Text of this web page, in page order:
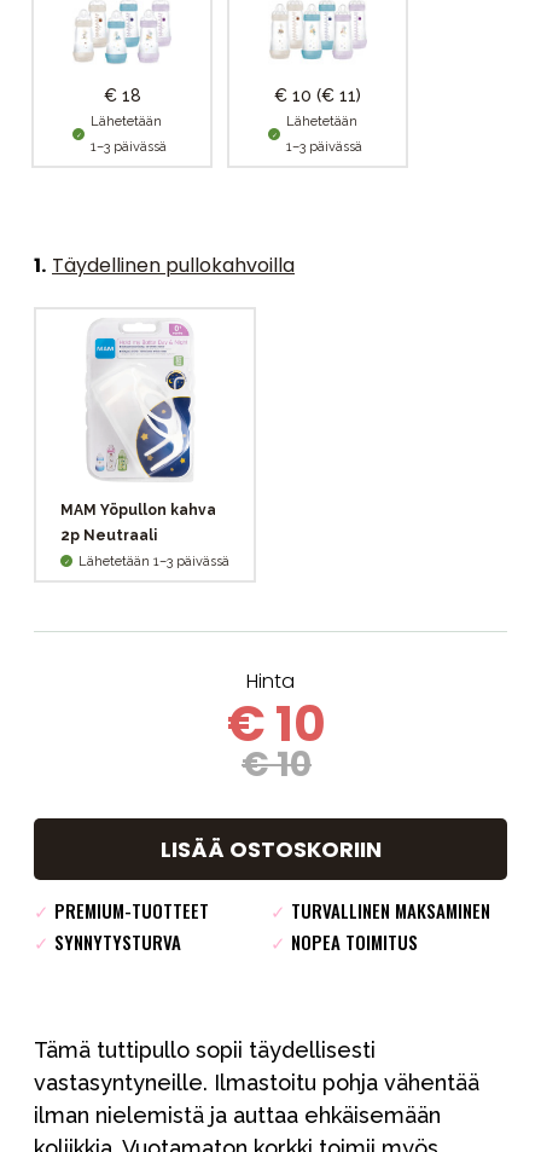
€ 18
Lähetetään
1–3 päivässä
€ 10 (€ 11)
Lähetetään
1–3 päivässä
1. Täydellinen pullokahvoilla
MAM Yöpullon kahva
2p Neutraali
Lähetetään 1–3 päivässä
Hinta
€ 10
€ 10
LISÄÄ OSTOSKORIIN
✓ PREMIUM-TUOTTEET ✓ TURVALLINEN MAKSAMINEN
✓ SYNNYTYSTURVA ✓ NOPEA TOIMITUS
Tämä tuttipullo sopii täydellisesti
vastasyntyneille. Ilmastoitu pohja vähentää
ilman nielemistä ja auttaa ehkäisemään